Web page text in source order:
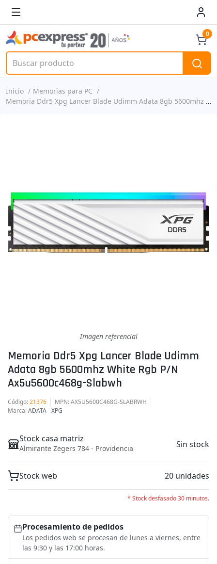
0
Inicio
Memorias para PC
Memoria Ddr5 Xpg Lancer Blade Udimm Adata 8gb 5600mhz White Rgb P/n Ax5u5600c468g-slabwh
Imagen referencial
Memoria Ddr5 Xpg Lancer Blade Udimm
Adata 8gb 5600mhz White Rgb P/n
Ax5u5600c468g-Slabwh
Código:21376 MPN: AX5U5600C468G-SLABRWH
Marca:ADATA - XPG
Stock casa matriz
Almirante Zegers 784 - Providencia Sin stock
Stock web 20 unidades
* Stock desfasado 30 minutos.
Procesamiento de pedidos
Los pedidos web se procesan de lunes a viernes, entre
las 9:30 y las 17:00 horas.